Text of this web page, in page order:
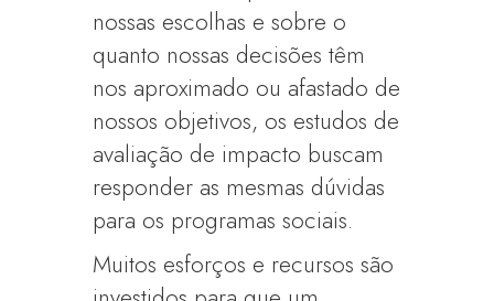
nossas escolhas e sobre o
quanto nossas decisões têm
nos aproximado ou afastado de
nossos objetivos, os estudos de
avaliação de impacto buscam
responder as mesmas dúvidas
para os programas sociais.
Muitos esforços e recursos são